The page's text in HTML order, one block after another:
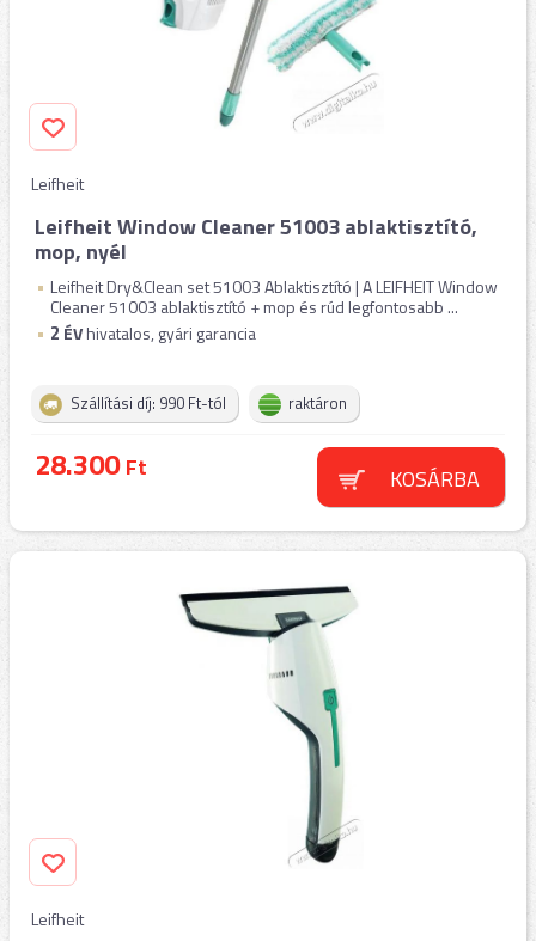
Leifheit
Leifheit Window Cleaner 51003 ablaktisztító,
mop, nyél
Leifheit Dry&Clean set 51003 Ablaktisztító | A LEIFHEIT Window
Cleaner 51003 ablaktisztító + mop és rúd legfontosabb ...
2 ÉVhivatalos, gyári garancia
Szállítási díj: 990 Ft-tól raktáron
28.300Ft KOSÁRBA
Leifheit